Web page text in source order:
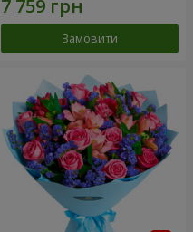
Замовити